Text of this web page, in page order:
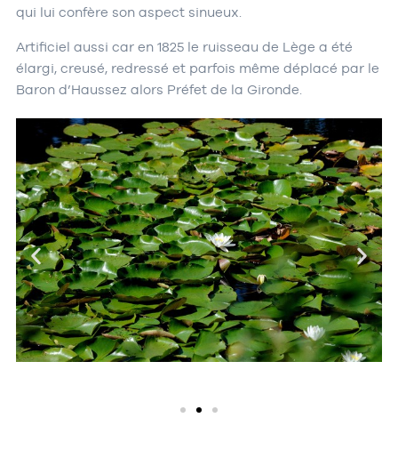
qui lui confère son aspect sinueux.
Artificiel aussi car en 1825 le ruisseau de Lège a été
élargi, creusé, redressé et parfois même déplacé par le
Baron d’Haussez alors Préfet de la Gironde.